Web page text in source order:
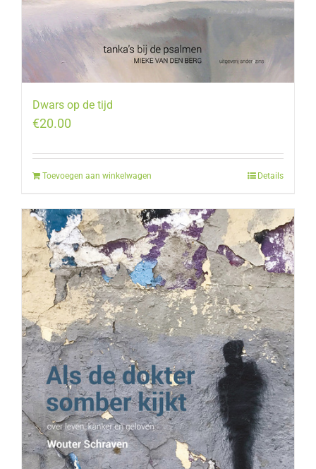
Dwars op de tijd
€20.00
Toevoegen aan winkelwagen Details